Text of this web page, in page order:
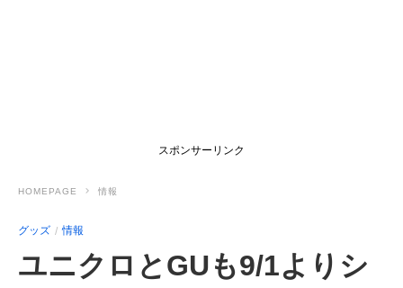
スポンサーリンク
HOMEPAGE 情報
グッズ 情報
ユニクロとGUも9/1よりシ